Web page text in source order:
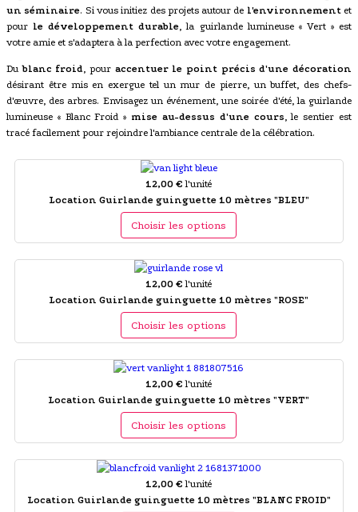
un séminaire. Si vous initiez des projets autour de l'environnementet
pour le développement durable, la guirlande lumineuse « Vert » est
votre amie et s'adaptera à la perfection avec votre engagement.
Dublanc froid, pour accentuer le point précis d'une décoration
désirant être mis en exergue tel un mur de pierre, un buffet, des chefs-
d'œuvre, des arbres. Envisagez un événement, une soirée d'été, la guirlande
lumineuse « Blanc Froid » mise au-dessus d'une cours, le sentier est
tracé facilement pour rejoindre l'ambiance centrale de la célébration.
12,00 € l'unité
Location Guirlande guinguette 10 mètres "BLEU"
Choisir les options
12,00 € l'unité
Location Guirlande guinguette 10 mètres "ROSE"
Choisir les options
12,00 € l'unité
Location Guirlande guinguette 10 mètres "VERT"
Choisir les options
12,00 € l'unité
Location Guirlande guinguette 10 mètres "BLANC FROID"